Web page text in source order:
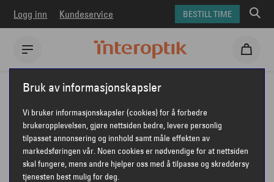
Logg inn Kundeservice BESTILL TIME
Interoptik Briller Prada briller PRADA PR D03VU
PRADA PR D03VU
Bruk av informasjonskapsler
Vi bruker informasjonskapsler (cookies) for å forbedre
brukeropplevelsen, gjøre nettsiden bedre, levere personlig
tilpasset annonsering og innhold samt måle effekten av
markedsføringen vår. Noen cookies er nødvendige for at nettsiden
skal fungere, mens andre hjelper oss med å tilpasse og skreddersy
tjenesten best mulig for deg.